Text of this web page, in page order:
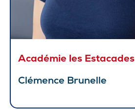
Académie les Estacades
Clémence Brunelle